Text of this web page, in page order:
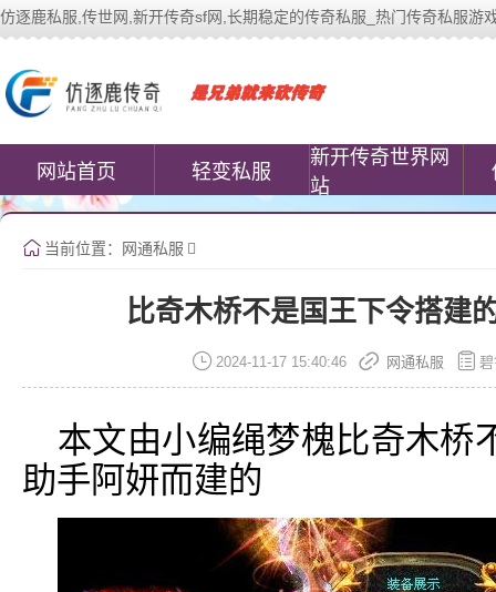
仿逐鹿私服,传世网,新开传奇sf网,长期稳定的传奇私服_热门传奇私服游
网站首页 轻变私服
新开传奇世界网
站
当前位置： 网通私服
比奇木桥不是国王下令搭建
2024-11-17 15:40:46 网通私服
本文由小编绳梦槐比奇木桥
助手阿妍而建的